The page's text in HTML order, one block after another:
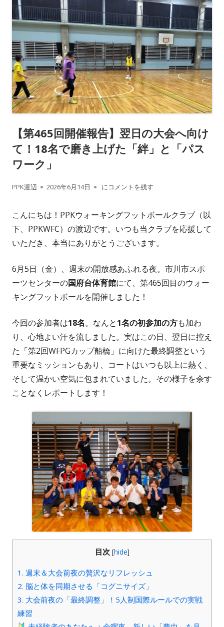
【第465回開催報告】翌日の大会へ向け
て！18名で磨き上げた「絆」と「パス
ワーク」
作
PPK渡辺
公
日
2026年6月14日 【第465回開催報告】翌日の大会へ向け
にコメントを残す
こんにちは！PPKウォーキングフットボールクラブ（以
下、PPKWFC）の渡辺です。いつも当クラブを応援して
いただき、本当にありがとうございます。
6月5日（金）、週末の開放感あふれる夜。市川市スポ
ーツセンターの国府台体育館にて、第465回目のウォー
キングフットボールを開催しました！
今回の参加者は18名。なんと1名の初参加の方も加わ
り、心地よい汗を流しました。実はこの日、翌日に控え
た「第2回WFPGカップ船橋」に向けた最終調整という
重要なミッションもあり、コートはいつも以上に熱く、
そして温かい空気に包まれていました。その様子を余す
ことなくレポートします！
目次 [hide]
1. 週末＆大会前夜の贅沢なリフレッシュ
2. 脳と体を同期させる「コグニサイズ」
3. 大会前夜の「最終調整」！5人制国際ルールでの実戦
練習